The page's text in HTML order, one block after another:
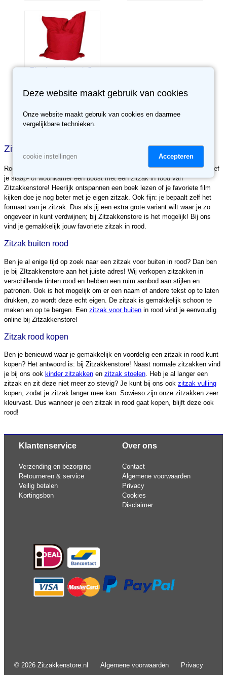
Zitzak outdoor olefin
Vanaf € 109.95
✓Op voorraad
Zitzak rood
Rood is een vrolijke kleur die in bijna elke kamer tot zijn recht komt. Geef
je slaap- of woonkamer een boost met een zitzak in rood van
Zitzakkenstore! Heerlijk ontspannen een boek lezen of je favoriete film
kijken doe je nog beter met je eigen zitzak. Ook fijn: je bepaalt zelf het
formaat van je zitzak. Dus als jij een extra grote variant wilt waar je zo
ongeveer in kunt verdwijnen; bij Zitzakkenstore is het mogelijk! Bij ons
vind je gemakkelijk jouw favoriete zitzak in rood.
Zitzak buiten rood
Ben je al enige tijd op zoek naar een zitzak voor buiten in rood? Dan ben
je bij ZItzakkenstore aan het juiste adres! Wij verkopen zitzakken in
verschillende tinten rood en hebben een ruim aanbod aan stijlen en
patronen. Ook is het mogelijk om er een naam of andere tekst op te laten
drukken, zo wordt deze echt eigen. De zitzak is gemakkelijk schoon te
maken en op te bergen. Een zitzak voor buiten in rood vind je eenvoudig
online bij Zitzakkenstore!
Zitzak rood kopen
Ben je benieuwd waar je gemakkelijk en voordelig een zitzak in rood kunt
kopen? Het antwoord is: bij Zitzakkenstore! Naast normale zitzakken vind
je bij ons ook kinder zitzakken en zitzak stoelen. Heb je al langer een
zitzak en zit deze niet meer zo stevig? Je kunt bij ons ook zitzak vulling
kopen, zodat je zitzak langer mee kan. Sowieso zijn onze zitzakken zeer
kleurvast. Dus wanneer je een zitzak in rood gaat kopen, blijft deze ook
rood!
Klantenservice
Verzending en bezorging
Retourneren & service
Veilig betalen
Kortingsbon
Over ons
Contact
Algemene voorwaarden
Privacy
Cookies
Disclaimer
© 2026 Zitzakkenstore.nl Algemene voorwaarden Privacy
Deze website maakt gebruik van cookies
Onze website maakt gebruik van cookies en daarmee
vergelijkbare technieken.
cookie instellingen Accepteren